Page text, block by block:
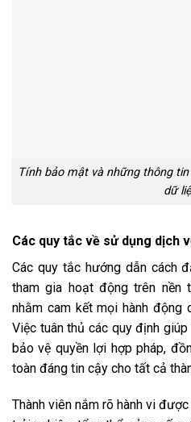
Tính bảo mật và những thông
dữ
Các quy tắc về sử dụng dịch
Các quy tắc hướng dẫn cách
tham gia hoạt động trên
nhằm cam kết mọi hành động
Việc tuân thủ các quy định
bảo vệ quyền lợi hợp pháp,
toàn đáng tin cậy cho tất cả
Thành viên nắm rõ hành vi